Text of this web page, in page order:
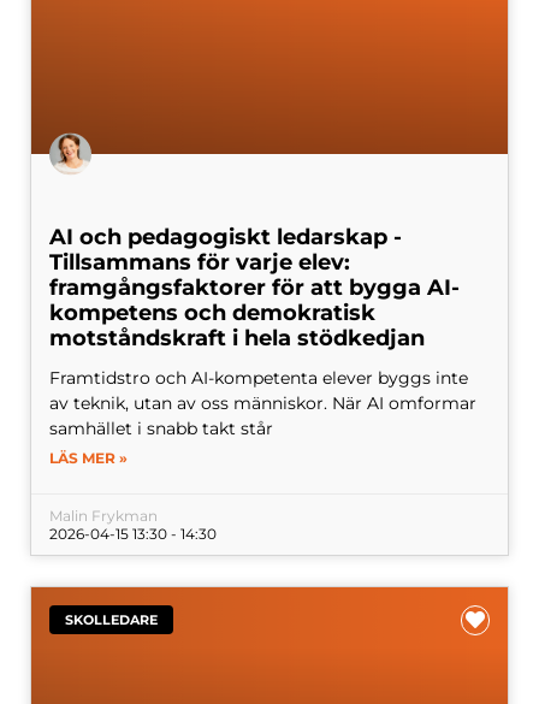
AI och pedagogiskt ledarskap -
Tillsammans för varje elev:
framgångsfaktorer för att bygga AI-
kompetens och demokratisk
motståndskraft i hela stödkedjan
Framtidstro och AI-kompetenta elever byggs inte
av teknik, utan av oss människor. När AI omformar
samhället i snabb takt står
LÄS MER »
Malin Frykman
2026-04-15 13:30 - 14:30
SKOLLEDARE